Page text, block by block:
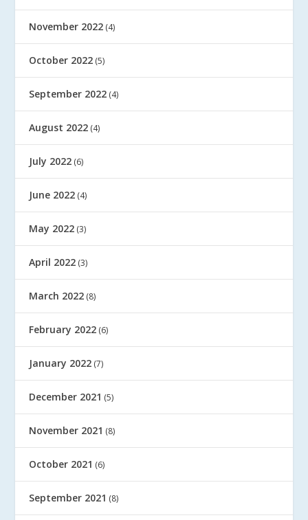
November 2022 (4)
October 2022 (5)
September 2022 (4)
August 2022 (4)
July 2022 (6)
June 2022 (4)
May 2022 (3)
April 2022 (3)
March 2022 (8)
February 2022 (6)
January 2022 (7)
December 2021 (5)
November 2021 (8)
October 2021 (6)
September 2021 (8)